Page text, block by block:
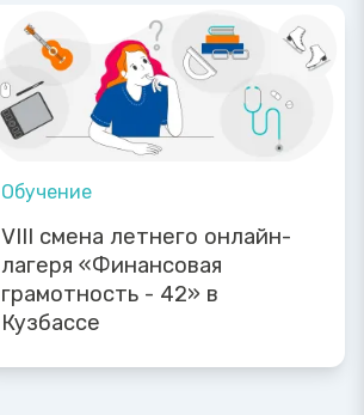
Обучение
VIII смена летнего онлайн-
лагеря «Финансовая
грамотность - 42» в
Кузбассе